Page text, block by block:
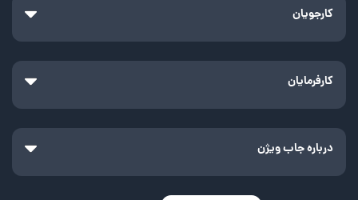
کارجویان
کارفرمایان
درباره جاب ویژن